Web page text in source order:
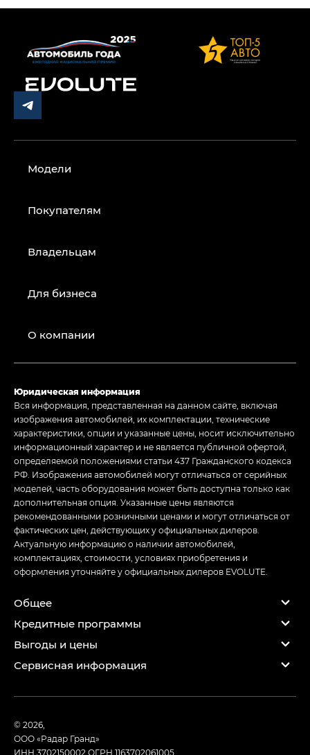
Модели
Покупателям
Владельцам
Для бизнеса
О компании
Юридическая информация
Вся информация, представленная на данном сайте, включая
изображения автомобилей, их комплектации, технические
характеристики, опции и указанные цены, носит исключительно
информационный характер и не является публичной офертой,
определяемой положениями статьи 437 Гражданского кодекса
РФ. Изображения автомобилей могут отличаться от серийных
моделей, часть оборудования может быть доступна только как
дополнительная опция. Указанные цены являются
рекомендованными розничными ценами и могут отличаться от
фактических цен, действующих у официальных дилеров.
Актуальную информацию о наличии автомобилей,
комплектациях, стоимости, условиях приобретения и
оформления уточняйте у официальных дилеров EVOLUTE.
Общее
Кредитные программы
Выгоды и цены
Сервисная информация
© 2026,
ООО «Радар Гранд»
ИНН 3702150002 ОГРН 1163702061005